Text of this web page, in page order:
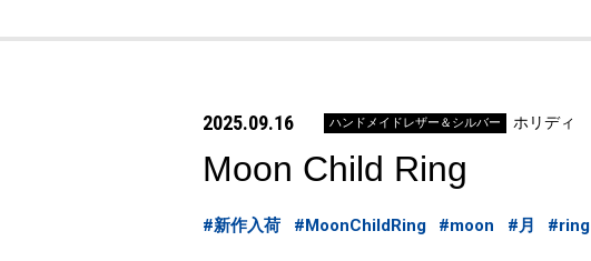
2025.09.16 ハンドメイドレザー＆シルバー ホリディ
Moon Child Ring
#新作入荷 #MoonChildRing #moon #月 #ring